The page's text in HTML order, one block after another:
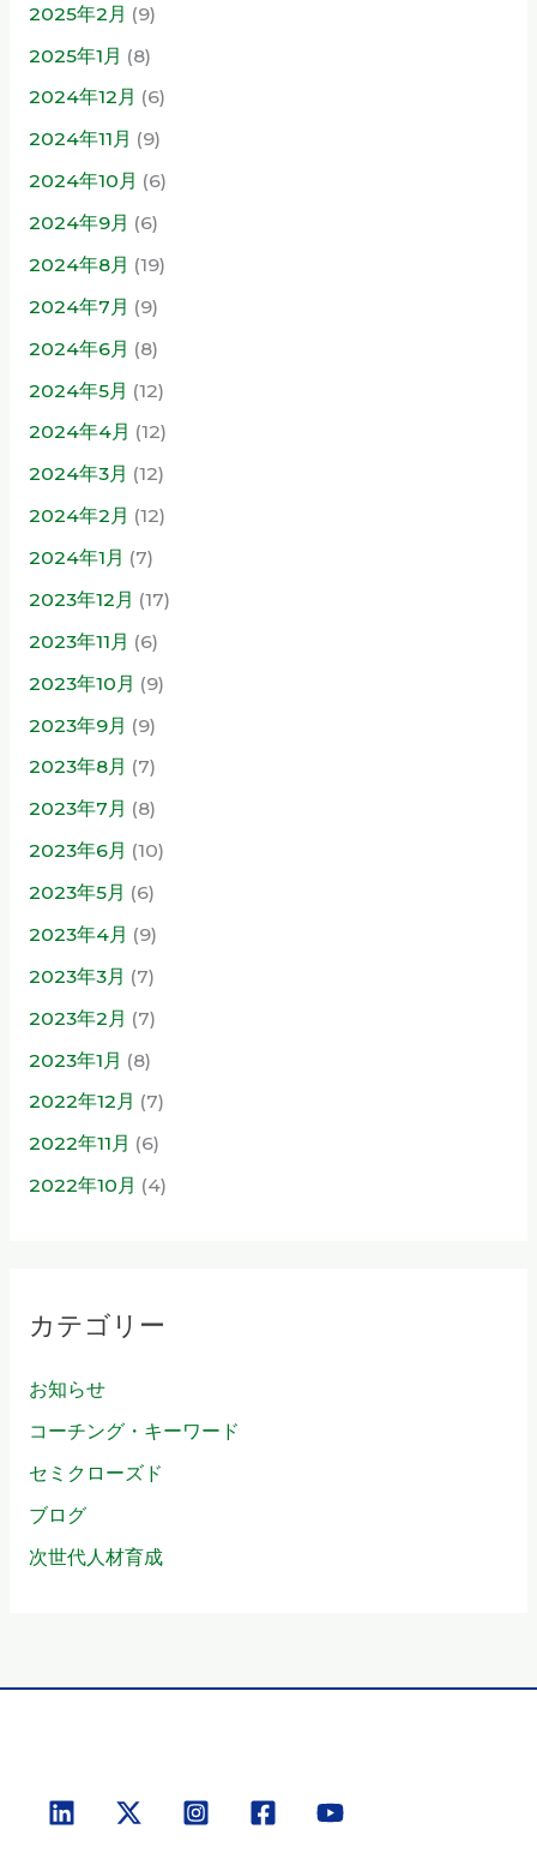
2025年2月 (9)
2025年1月 (8)
2024年12月 (6)
2024年11月 (9)
2024年10月 (6)
2024年9月 (6)
2024年8月 (19)
2024年7月 (9)
2024年6月 (8)
2024年5月 (12)
2024年4月 (12)
2024年3月 (12)
2024年2月 (12)
2024年1月 (7)
2023年12月 (17)
2023年11月 (6)
2023年10月 (9)
2023年9月 (9)
2023年8月 (7)
2023年7月 (8)
2023年6月 (10)
2023年5月 (6)
2023年4月 (9)
2023年3月 (7)
2023年2月 (7)
2023年1月 (8)
2022年12月 (7)
2022年11月 (6)
2022年10月 (4)
カテゴリー
お知らせ
コーチング・キーワード
セミクローズド
ブログ
次世代人材育成